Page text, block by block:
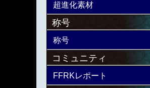
超進化素材
称号
称号
コミュニティ
FFRKレポート